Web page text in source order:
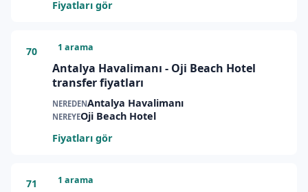
Fiyatları gör
70 1 arama
Antalya Havalimanı - Oji Beach Hotel
transfer fiyatları
NEREDENAntalya Havalimanı
NEREYEOji Beach Hotel
Fiyatları gör
71 1 arama